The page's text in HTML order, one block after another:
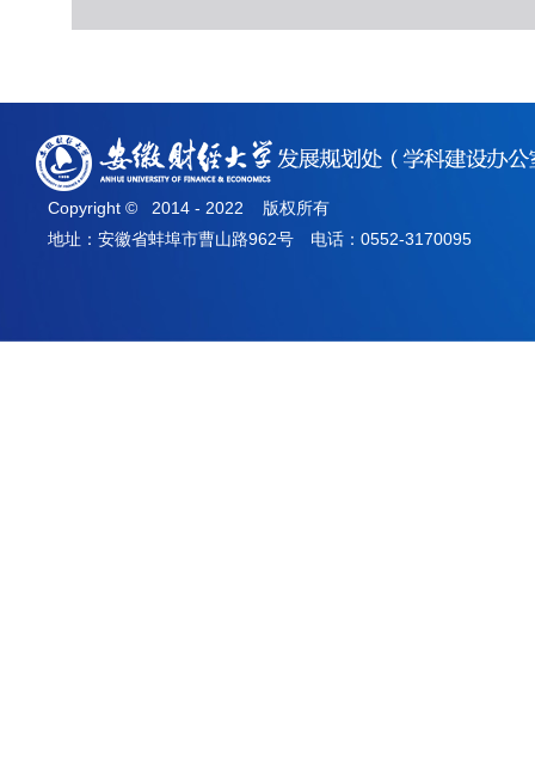
Copyright © 2014 - 2022 版权所有
地址：安徽省蚌埠市曹山路962号 电话：0552-3170095